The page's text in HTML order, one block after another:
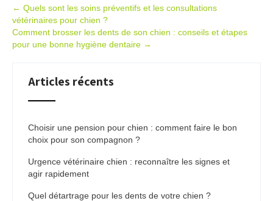
Post
navigation
← Quels sont les soins préventifs et les consultations
vétérinaires pour chien ?
Comment brosser les dents de son chien : conseils et étapes
pour une bonne hygiène dentaire →
Articles récents
Choisir une pension pour chien : comment faire le bon
choix pour son compagnon ?
Urgence vétérinaire chien : reconnaître les signes et
agir rapidement
Quel détartrage pour les dents de votre chien ?